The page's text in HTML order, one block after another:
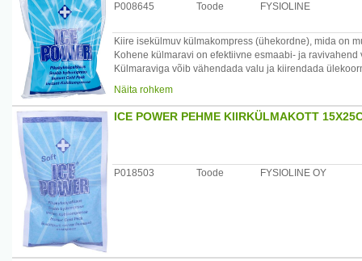
P008645 Toode FYSIOLINE
Kiire isekülmuv külmakompress (ühekordne), mida on
Kohene külmaravi on efektiivne esmaabi- ja
Külmaraviga võib vähendada valu ja kiirendada
u. 20 min. Haavale pane kõigepealt side ja siis
Järelravi Ice Power külmageeliga: määri geeli iga 6
geeli, kui nahapind on vigastatud. Külmaravi toime on
Maaletooja: Fysioline Estonia OÜ, Tartu mnt. 2, 10145
Näita rohkem
ICE POWER PEHME KIIRKÜLMAKOTT
P018503 Toode FYSIOLINE OY